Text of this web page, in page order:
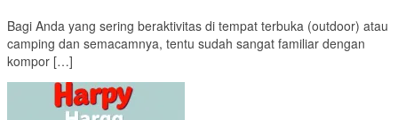
Bagi Anda yang sering beraktivitas di tempat terbuka (outdoor) atau
camping dan semacamnya, tentu sudah sangat familiar dengan
kompor […]